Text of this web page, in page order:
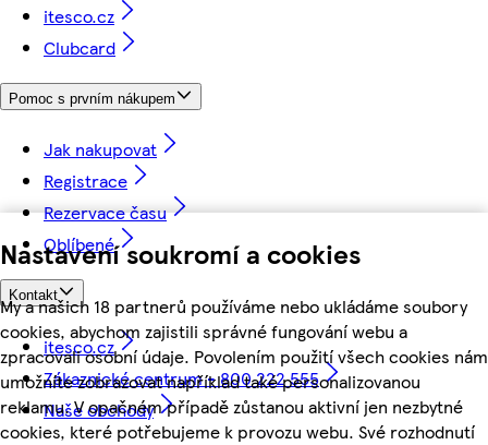
Nastavení soukromí a cookies
My a našich 18 partnerů používáme nebo ukládáme soubory
cookies, abychom zajistili správné fungování webu a
zpracovali osobní údaje. Povolením použití všech cookies nám
umožníte zobrazovat například také personalizovanou
reklamu. V opačném případě zůstanou aktivní jen nezbytné
cookies, které potřebujeme k provozu webu. Své rozhodnutí
itesco.cz
Clubcard
Pomoc s prvním nákupem
Jak nakupovat
Registrace
Rezervace času
Oblíbené
Kontakt
itesco.cz
Zákaznické centrum - 800 222 555
Naše obchody